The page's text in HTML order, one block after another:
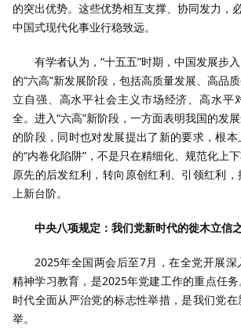
的突出优势。这些优势相互支撑、协同发力，
中国式现代化事业行稳致远。
有学者认为，“十五五”时期，中国发展步
的“六高”新发展阶段，包括高质量发展、高品
立自强、高水平社会主义市场经济、高水平
全。进入“六高”新阶段，一方面表明我国的发
的阶段，同时也对发展提出了新的要求，根
的“内卷化陷阱”，不是只在精细化、规范化上
原先的后发红利，转向原创红利、引领红利
上新台阶。
中央八项规定：我们党新时代的徙木立信
2025年全国两会后至7月，在全党开展深
精神学习教育，是2025年党建工作的重点任
时代全面从严治党的标志性举措，是我们党
举。